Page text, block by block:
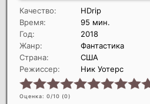
Качество:
HDrip
Время:
95 мин.
Год:
2018
Жанр:
Фантастика
Страна:
США
Режиссер:
Ник Уотерс
Оценка: 0/10 (0)